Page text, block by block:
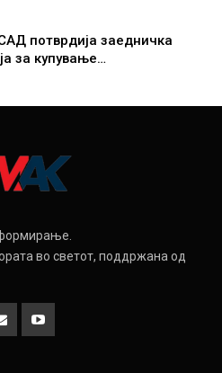
потврдија заедничка
за купување…
во светот, поддржана од